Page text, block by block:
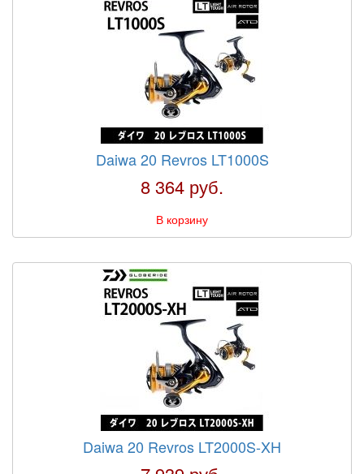
Daiwa 20 Revros LT1000S
8 364 руб.
В корзину
Daiwa 20 Revros LT2000S-XH